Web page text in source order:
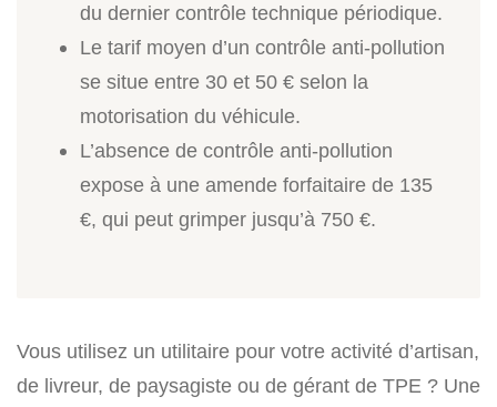
du dernier contrôle technique périodique.
Le tarif moyen d’un contrôle anti-pollution
se situe entre 30 et 50 € selon la
motorisation du véhicule.
L’absence de contrôle anti-pollution
expose à une amende forfaitaire de 135
€, qui peut grimper jusqu’à 750 €.
Vous utilisez un utilitaire pour votre activité d’artisan,
de livreur, de paysagiste ou de gérant de TPE ? Une